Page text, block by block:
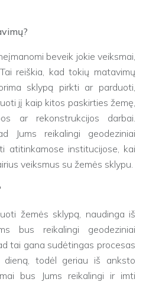
beveik jokie veiksmai,
reiškia, kad tokių matavimų
sklypą pirkti ar parduoti,
jį kaip kitos paskirties žemę,
ar rekonstrukcijos darbai.
Jums reikalingi geodeziniai
atitinkamose institucijose, kai
veiksmus su žemės sklypu.
žemės sklypą, naudinga iš
bus reikalingi geodeziniai
tai gana sudėtingas procesas
todėl geriau iš anksto
bus Jums reikalingi ir imti